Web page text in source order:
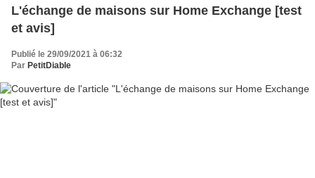
L'échange de maisons sur Home Exchange [test
et avis]
Publié le 29/09/2021 à 06:32
Par PetitDiable